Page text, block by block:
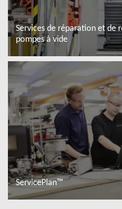
Services de réparation et de
pompes à vide
En savoir plus
ServicePlan™